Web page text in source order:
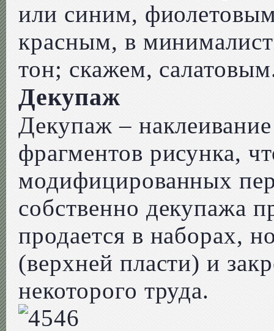
или синим,
красным, в
тон; скажем,
Декупаж
Декупаж –
фрагментов рисунка,
модифицированных
собственно декупажа
продается в наборах,
(верхней пласти) и
некоторого труда.